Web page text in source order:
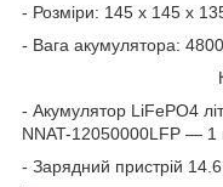
- Розміри: 145 х 145 х
- Вага акумулятора: 4800
- Акумулятор LiFePO4
NNAT-12050000LFP — 1
- Зарядний пристрій